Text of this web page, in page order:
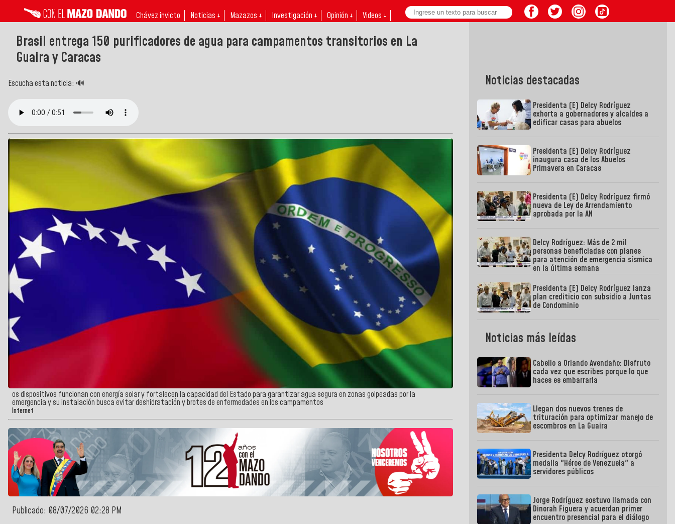
Chávez invicto Noticias ↓ Mazazos ↓ Investigación ↓ Opinión ↓ Videos ↓
Brasil entrega 150 purificadores de agua para campamentos transitorios en La
Guaira y Caracas
Escucha esta noticia: 🔊
os dispositivos funcionan con energía solar y fortalecen la capacidad del Estado para garantizar agua segura en zonas golpeadas por la
emergencia y su instalación busca evitar deshidratación y brotes de enfermedades en los campamentos
Internet
Publicado: 08/07/2026 02:28 PM
Noticias destacadas
Presidenta (E) Delcy Rodríguez
exhorta a gobernadores y alcaldes a
edificar casas para abuelos
Presidenta (E) Delcy Rodríguez
inaugura casa de los Abuelos
Primavera en Caracas
Presidenta (E) Delcy Rodríguez firmó
nueva de Ley de Arrendamiento
aprobada por la AN
Delcy Rodríguez: Más de 2 mil
personas beneficiadas con planes
para atención de emergencia sísmica
en la última semana
Presidenta (E) Delcy Rodríguez lanza
plan crediticio con subsidio a Juntas
de Condominio
Noticias más leídas
Cabello a Orlando Avendaño: Disfruto
cada vez que escribes porque lo que
haces es embarrarla
Llegan dos nuevos trenes de
trituración para optimizar manejo de
escombros en La Guaira
Presidenta Delcy Rodríguez otorgó
medalla "Héroe de Venezuela" a
servidores públicos
Jorge Rodríguez sostuvo llamada con
Dinorah Figuera y acuerdan primer
encuentro presencial para el diálogo